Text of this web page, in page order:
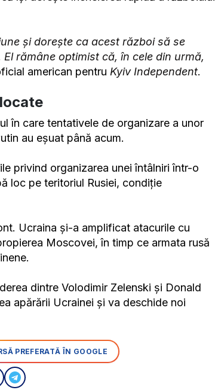
și dorește ca acest război să se
rămâne optimist că, în cele din urmă,
american pentru Kyiv Independent.
în care tentativele de organizare a unor
au eșuat până acum.
privind organizarea unei întâlniri într-o
loc pe teritoriul Rusiei, condiție
Ucraina și-a amplificat atacurile cu
Moscovei, în timp ce armata rusă
dintre Volodimir Zelenski și Donald
apărării Ucrainei și va deschide noi
PREFERATĂ ÎN GOOGLE